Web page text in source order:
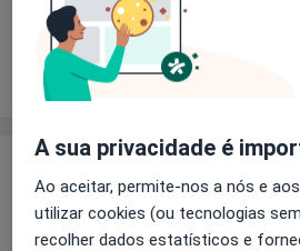
Solicite um
Experiência Preços
Experiência
Mostrar mais
A sua privacidade é
Ao aceitar, permite-nos a nós e
utilizar cookies (ou tecnologias
recolher dados estatísticos e